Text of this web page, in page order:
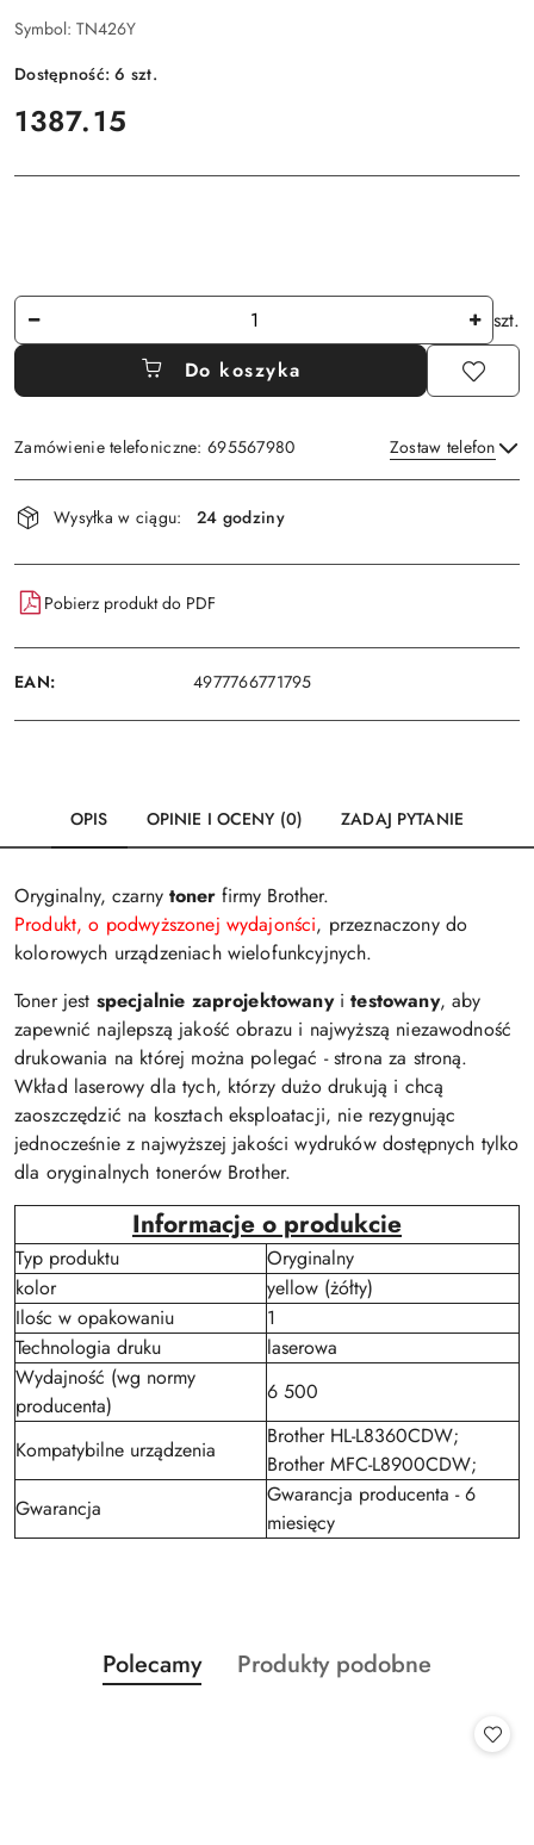
Symbol: TN426Y
Dostępność:6 szt.
cena:
1387.15
Ilość
szt.
Do koszyka
Zamówienie telefoniczne: 695567980 Zostaw telefon
Dostępność
i
dostawa
Wysyłka w ciągu: 24 godziny
Pobierz produkt do PDF
EAN: 4977766771795
OPIS OPINIE I OCENY (0) ZADAJ PYTANIE
Oryginalny, czarny toner firmy Brother.
Produkt, o podwyższonej wydajonści, przeznaczony do
kolorowych urządzeniach wielofunkcyjnych.
Toner jest specjalnie zaprojektowanyitestowany, aby
zapewnić najlepszą jakość obrazu i najwyższą niezawodność
drukowania na której można polegać - strona za stroną.
Wkład laserowy dla tych, którzy dużo drukują i chcą
zaoszczędzić na kosztach eksploatacji, nie rezygnując
jednocześnie z najwyższej jakości wydruków dostępnych tylko
dla oryginalnych tonerów Brother.
Informacje o produkcie
Typ produktu
Oryginalny
kolor
yellow (żółty)
Ilośc w opakowaniu
1
Technologia druku
laserowa
Wydajność (wg normy
producenta)
6 500
Kompatybilne urządzenia
Brother HL-L8360CDW;
Brother MFC-L8900CDW;
Gwarancja
Gwarancja producenta - 6
miesięcy
Pomiń karuzelę produktów
Produkty
o
Polecamy
Produkty
Produkty podobne